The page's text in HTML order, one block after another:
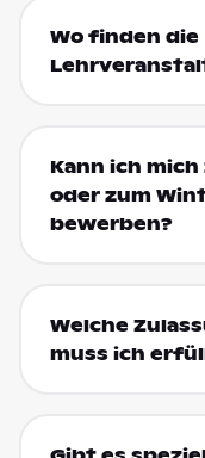
Wo finden die
Kann ich
oder zum
bewerben?
Welche
muss ich